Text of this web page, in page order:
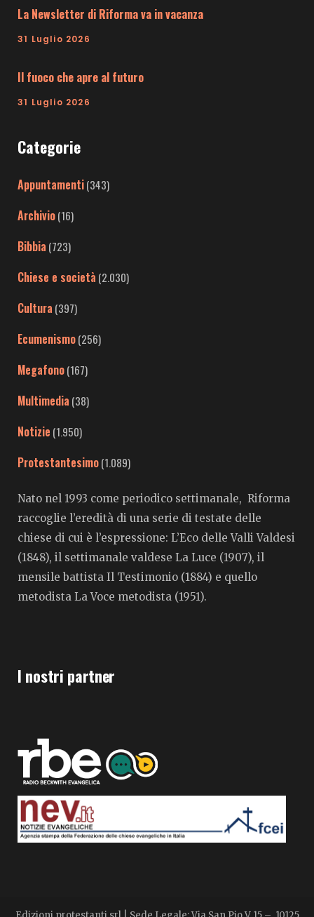
La Newsletter di Riforma va in vacanza
31 Luglio 2026
Il fuoco che apre al futuro
31 Luglio 2026
Categorie
Appuntamenti(343)
Archivio(16)
Bibbia (723)
Chiese e società (2.030)
Cultura (397)
Ecumenismo(256)
Megafono(167)
Multimedia (38)
Notizie (1.950)
Protestantesimo(1.089)
Nato nel 1993 come periodico settimanale, Riforma
raccoglie l’eredità di una serie di testate delle
chiese di cui è l’espressione: L’Eco delle Valli Valdesi
(1848), il settimanale valdese La Luce (1907), il
mensile battista Il Testimonio (1884) e quello
metodista La Voce metodista (1951).
I nostri partner